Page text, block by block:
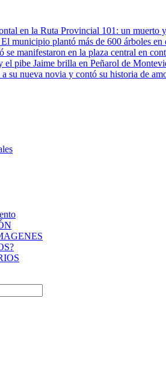
en la Ruta Provincial 101: un muerto
municipio plantó más de 600 árboles en
se manifestaron en la plaza central en
el pibe Jaime brilla en Peñarol de
su nueva novia y contó su historia de